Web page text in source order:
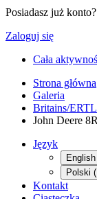
Posiadasz już
Zaloguj się
Cała
Strona główna
Galeria
Britains/ERTL
John Deere
Język
Polski
Kontakt